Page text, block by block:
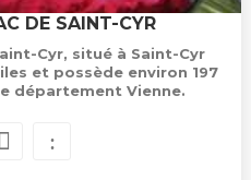
DE SAINT-CYR
Cyr, situé à Saint-Cyr
et possède environ 197
département Vienne.